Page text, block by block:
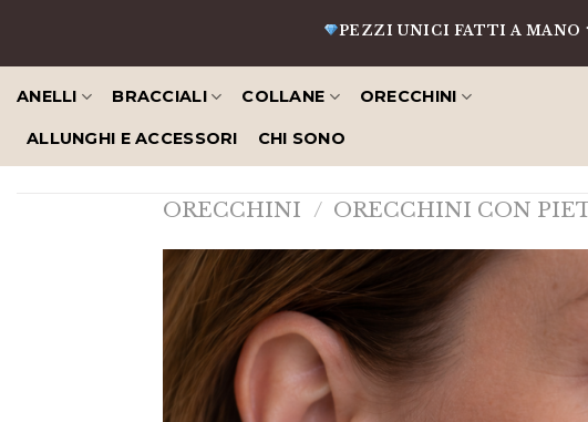
contenuto
PEZZI UNICI FATTI A MANO ******
ANELLI BRACCIALI COLLANE ORECCHINI
ALLUNGHI E ACCESSORI CHI SONO
ORECCHINI / ORECCHINI CON